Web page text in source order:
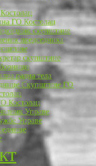
ГО Костолац
скупштине
председника
скупштине
радна тела
Скупштине ГО
Костолац
Управе
Управе